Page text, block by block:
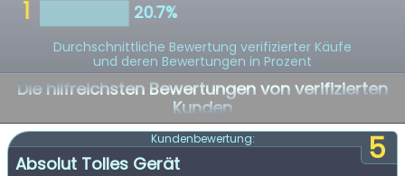
Durchschnittliche Bewertung verifizierter Käufe
und deren Bewertungen in Prozent
Die hilfreichsten Bewertungen von verifizierten
Kunden
5
Kundenbewertung:
Absolut Tolles Gerät